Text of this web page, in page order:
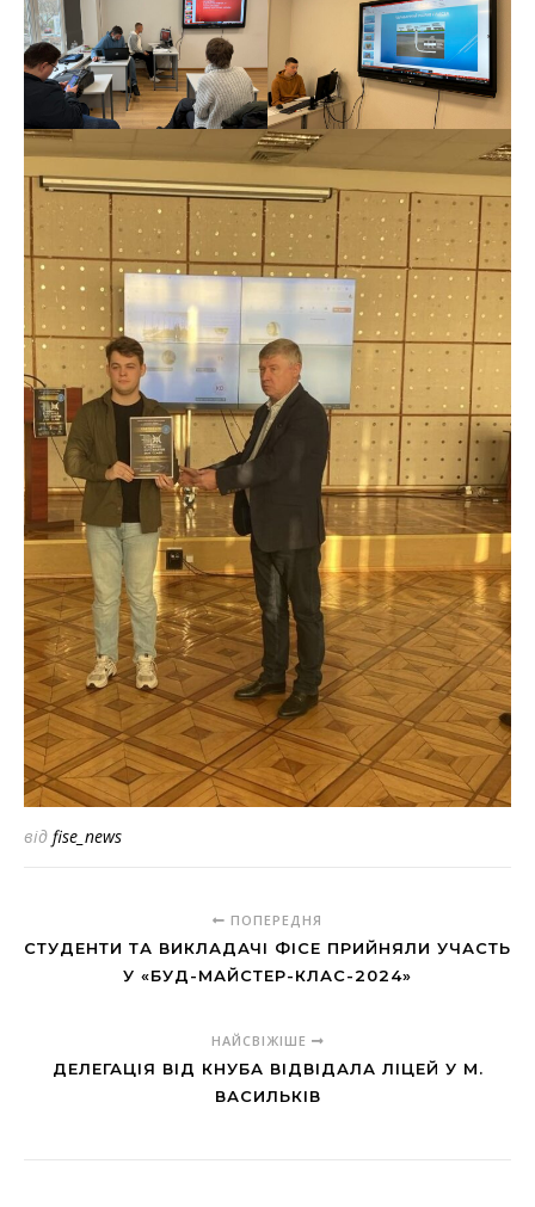
від fise_news
ПОПЕРЕДНЯ
СТУДЕНТИ ТА ВИКЛАДАЧІ ФІСЕ ПРИЙНЯЛИ УЧАСТЬ
У «БУД-МАЙСТЕР-КЛАС-2024»
НАЙСВІЖІШЕ
ДЕЛЕГАЦІЯ ВІД КНУБА ВІДВІДАЛА ЛІЦЕЙ У М.
ВАСИЛЬКІВ